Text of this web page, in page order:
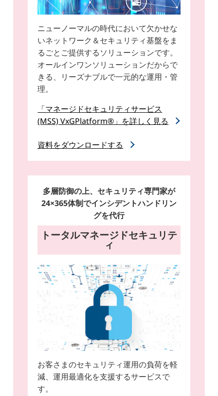
ニューノーマルの時代において欠かせな
いネットワーク＆セキュリティ基盤をま
るごとご提供するソリューションです。
オールインワンソリューションだからで
きる、リーズナブルで一元的な運用・管
理。
「マネージドセキュリティサービス
(MSS) VxGPlatform®」を詳しく見る
資料をダウンロードする
多層防御の上、セキュリティ専門家が
24×365体制でインシデントハンドリン
グを代行
トータルマネージドセキュリテ
ィ
お客さまのセキュリティ運用の負荷を軽
減、運用最適化を支援するサービスで
す。